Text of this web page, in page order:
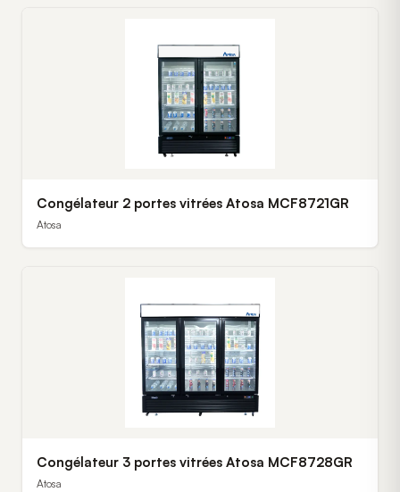
Congélateur 2 portes vitrées Atosa MCF8721GR
Atosa
Congélateur 3 portes vitrées Atosa MCF8728GR
Atosa